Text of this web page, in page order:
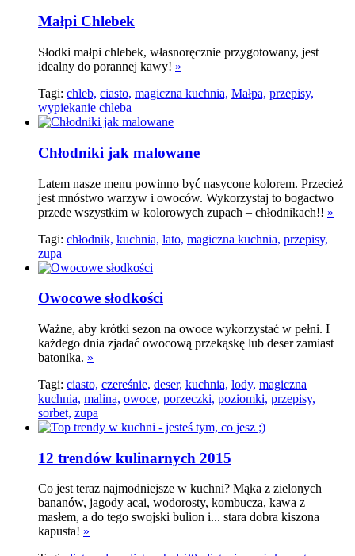
Małpi Chlebek
Słodki małpi chlebek, własnoręcznie przygotowany, jest
idealny do porannej kawy! »
Tagi: chleb, ciasto, magiczna kuchnia, Małpa, przepisy,
wypiekanie chleba
Chłodniki jak malowane
Latem nasze menu powinno być nasycone kolorem. Przecież
jest mnóstwo warzyw i owoców. Wykorzystaj to bogactwo
przede wszystkim w kolorowych zupach – chłodnikach!! »
Tagi: chłodnik, kuchnia, lato, magiczna kuchnia, przepisy,
zupa
Owocowe słodkości
Ważne, aby krótki sezon na owoce wykorzystać w pełni. I
każdego dnia zjadać owocową przekąskę lub deser zamiast
batonika. »
Tagi: ciasto, czereśnie, deser, kuchnia, lody, magiczna
kuchnia, malina, owoce, porzeczki, poziomki, przepisy,
sorbet, zupa
12 trendów kulinarnych 2015
Co jest teraz najmodniejsze w kuchni? Mąka z zielonych
bananów, jagody acai, wodorosty, kombucza, kawa z
masłem, a do tego swojski bulion i... stara dobra kiszona
kapusta! »